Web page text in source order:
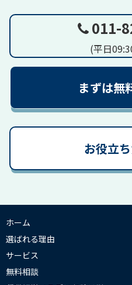
011-
(平日
まずは無
お役立
ホーム
選ばれる理由
サービス
無料相談